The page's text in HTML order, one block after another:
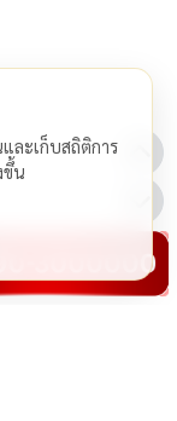
ละเก็บสถิติการ
ขึ้น